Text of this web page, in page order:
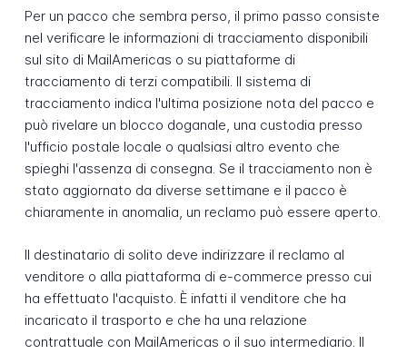
Per un pacco che sembra perso, il primo passo consiste
nel verificare le informazioni di tracciamento disponibili
sul sito di MailAmericas o su piattaforme di
tracciamento di terzi compatibili. Il sistema di
tracciamento indica l'ultima posizione nota del pacco e
può rivelare un blocco doganale, una custodia presso
l'ufficio postale locale o qualsiasi altro evento che
spieghi l'assenza di consegna. Se il tracciamento non è
stato aggiornato da diverse settimane e il pacco è
chiaramente in anomalia, un reclamo può essere aperto.
Il destinatario di solito deve indirizzare il reclamo al
venditore o alla piattaforma di e-commerce presso cui
ha effettuato l'acquisto. È infatti il venditore che ha
incaricato il trasporto e che ha una relazione
contrattuale con MailAmericas o il suo intermediario. Il